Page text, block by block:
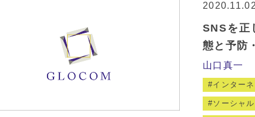
2020.11.02
SNSを正
態と予防
山口真一
インター
ソーシャ